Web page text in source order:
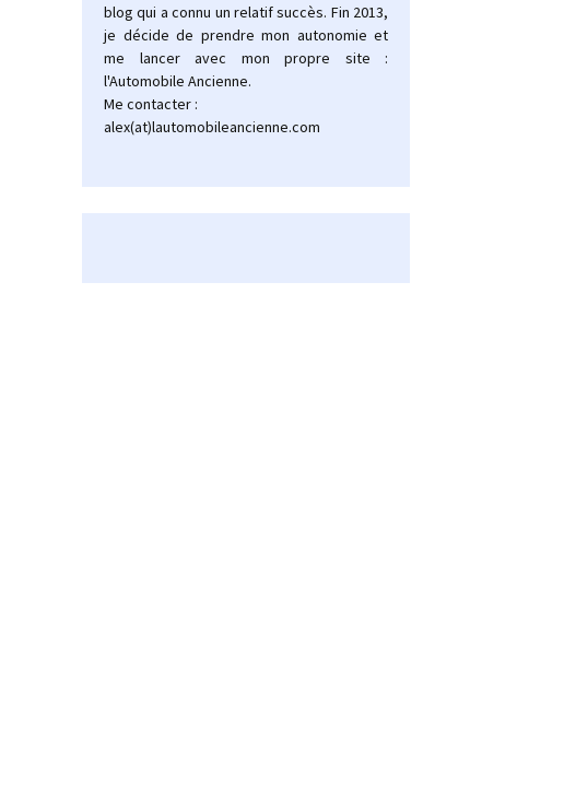
blog qui a connu un relatif succès. Fin 2013,
je décide de prendre mon autonomie et
me lancer avec mon propre site :
l'Automobile Ancienne.
Me contacter :
alex(at)lautomobileancienne.com